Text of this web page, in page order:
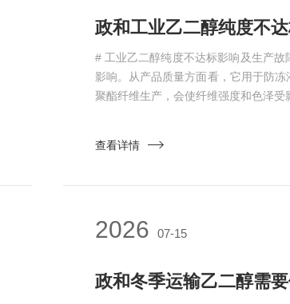
# 工业乙二醇纯度不达标影响及生产
影响。从产品质量方面看，它用于防
聚酯纤维生产，会使纤维强度和色泽受
查看详情
2026 07-15
政和冬季运输乙二醇需